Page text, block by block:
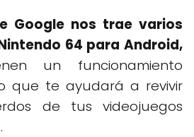
Google nos trae varios
64 para Android,
un funcionamiento
que te ayudará a revivir
de tus videojuegos